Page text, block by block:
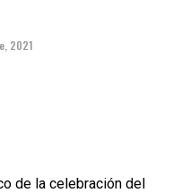
2021
de la celebración del